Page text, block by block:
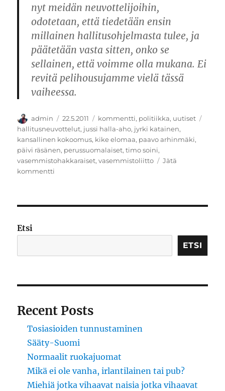
nyt meidän neuvottelijoihin,
odotetaan, että tiedetään ensin
millainen hallitusohjelmasta tulee, ja
päätetään vasta sitten, onko se
sellainen, että voimme olla mukana. Ei
revitä pelihousujamme vielä tässä
vaiheessa.
Kirjoittaja
admin Julkaistu
22.5.2011 Kategoriat
kommentti, politiikka, uutiset
hallitusneuvottelut, jussi halla-aho, jyrki katainen,
kansallinen kokoomus, kike elomaa, paavo arhinmäki,
päivi räsänen, perussuomalaiset,timo soini,
vasemmistohakkaraiset,vasemmistoliitto
Jätä
kommentti
Etsi
ETSI
Recent Posts
Tosiasioiden tunnustaminen
Sääty-Suomi
Normaalit ruokajuomat
Mikä ei ole vanha, irlantilainen tai pub?
Miehiä jotka vihaavat naisia jotka vihaavat